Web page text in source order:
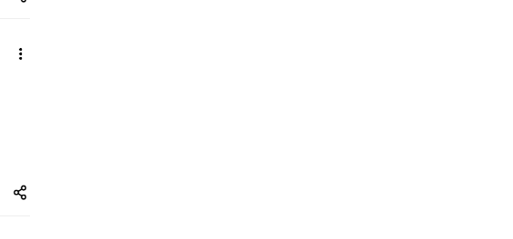
zuto.vn
Share
zuto.vn